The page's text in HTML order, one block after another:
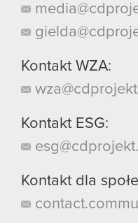
Kontakt WZA:
Kontakt ESG:
Kontakt dla